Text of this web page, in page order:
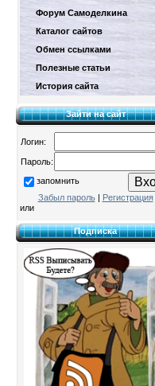
Форум Самоделкина
Каталог сайтов
Обмен ссылками
Полезные статьи
История сайта
Зайти на сайт
Логин:
Пароль:
запомнить
Забыл пароль| Регистрация
или
Подписка